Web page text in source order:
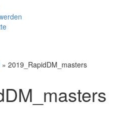
» 2019_RapidDM_masters